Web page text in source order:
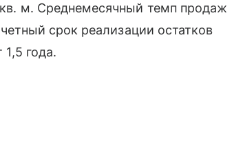
м. Среднемесячный темп продаж
срок реализации остатков
года.